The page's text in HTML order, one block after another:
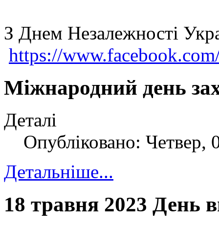
З Днем Незалежності
https://
Міжнародний день
Деталі
Опубліковано: Четвер,
Детальніше...
18 травня 2023 День